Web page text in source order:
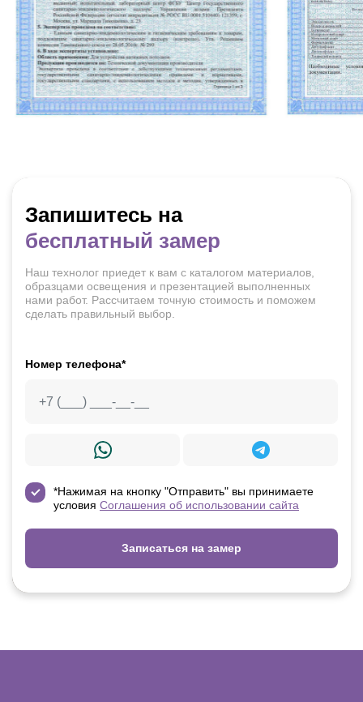
Запишитесь на
бесплатный замер
Наш технолог приедет к вам с каталогом материалов,
образцами освещения и презентацией выполненных
нами работ. Рассчитаем точную стоимость и поможем
сделать правильный выбор.
Номер телефона*
*Нажимая на кнопку "Отправить" вы принимаете
условия Соглашения об использовании сайта
Записаться на замер